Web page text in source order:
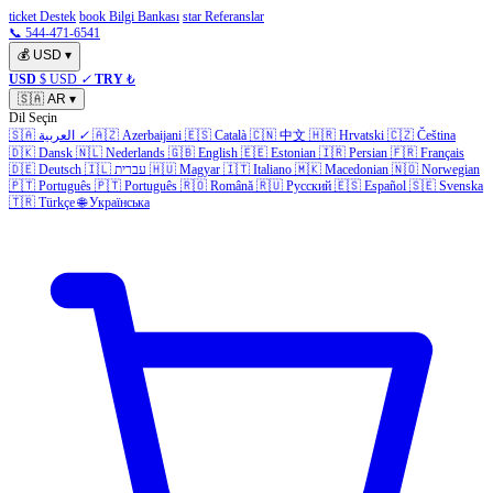
ticket Destek book Bilgi Bankası star Referanslar
📞 544-471-6541
💰 USD ▾
USD $ USD ✓ TRY ₺
🇸🇦 AR ▾
Dil Seçin
🇸🇦 العربية ✓ 🇦🇿 Azerbaijani 🇪🇸 Català 🇨🇳 中文 🇭🇷 Hrvatski 🇨🇿 Čeština
🇩🇰 Dansk 🇳🇱 Nederlands 🇬🇧 English 🇪🇪 Estonian 🇮🇷 Persian 🇫🇷 Français
🇩🇪 Deutsch 🇮🇱 עברית 🇭🇺 Magyar 🇮🇹 Italiano 🇲🇰 Macedonian 🇳🇴 Norwegian
🇵🇹 Português 🇵🇹 Português 🇷🇴 Română 🇷🇺 Русский 🇪🇸 Español 🇸🇪 Svenska
🇹🇷 Türkçe 🌐 Українська